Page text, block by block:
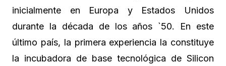
inicialmente en Europa y Estados Unidos
durante la década de los años `50. En este
último país, la primera experiencia la constituye
la incubadora de base tecnológica de Silicon